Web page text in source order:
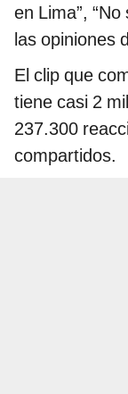
en Lima”,
las opiniones
El clip que
tiene casi 2
237.300
compartidos.